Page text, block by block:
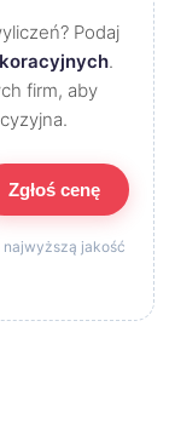
Podaj
.
firm, aby
Zgłoś cenę
najwyższą jakość